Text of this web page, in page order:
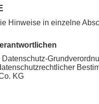
Kontakt
Tracking
Bestellungen (E-
Daten an Dritte
(Facebook, Twitter)
Hinweise in einzelne
KG